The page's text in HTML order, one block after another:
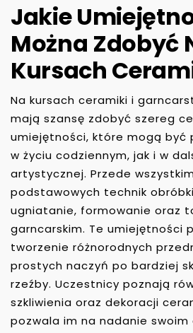
Jakie
Można Zdobyć
Kursach
Na kursach ceramiki i
mają szansę zdobyć szereg
umiejętności, które mogą być
w życiu codziennym, jak i w
artystycznej. Przede
podstawowych technik
ugniatanie, formowanie oraz
garncarskim. Te umiejętności
tworzenie różnorodnych
prostych naczyń po bardziej
rzeźby. Uczestnicy poznają
szkliwienia oraz dekoracji
pozwala im na nadanie swoim